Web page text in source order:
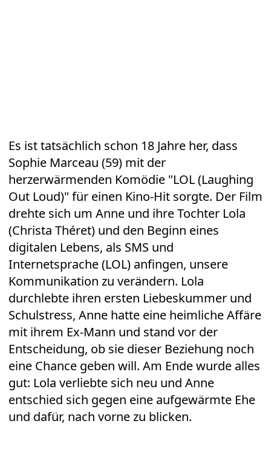
Es ist tatsächlich schon 18 Jahre her, dass
Sophie Marceau (59) mit der
herzerwärmenden Komödie "LOL (Laughing
Out Loud)" für einen Kino-Hit sorgte. Der Film
drehte sich um Anne und ihre Tochter Lola
(Christa Théret) und den Beginn eines
digitalen Lebens, als SMS und
Internetsprache (LOL) anfingen, unsere
Kommunikation zu verändern. Lola
durchlebte ihren ersten Liebeskummer und
Schulstress, Anne hatte eine heimliche Affäre
mit ihrem Ex-Mann und stand vor der
Entscheidung, ob sie dieser Beziehung noch
eine Chance geben will. Am Ende wurde alles
gut: Lola verliebte sich neu und Anne
entschied sich gegen eine aufgewärmte Ehe
und dafür, nach vorne zu blicken.